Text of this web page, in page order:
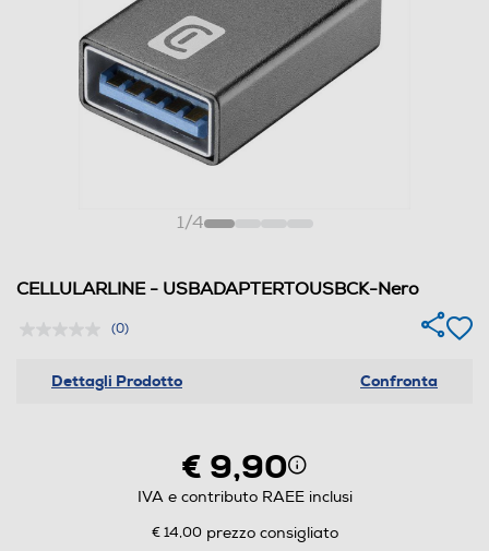
1/4
CELLULARLINE - USBADAPTERTOUSBCK-Nero
(0)
Dettagli Prodotto Confronta
€ 9,90
IVA e contributo RAEE inclusi
€ 14,00 prezzo consigliato